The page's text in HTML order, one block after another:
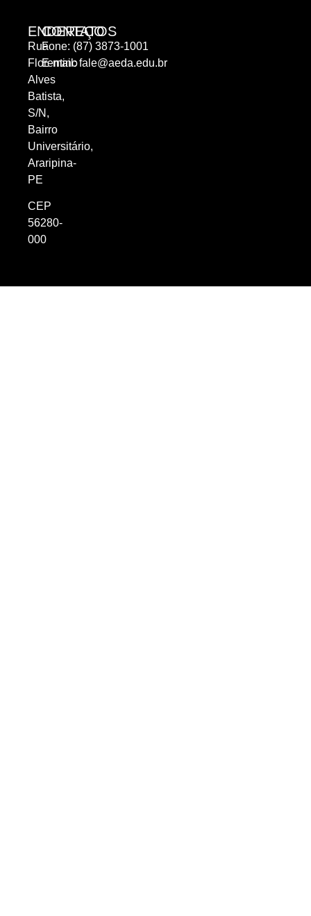
ENDEREÇO
Rua
Florentino
Alves
Batista,
S/N,
Bairro
Universitário,
Araripina-
PE
CEP
56280-
000
CONTATOS
Fone: (87) 3873-1001
E-mail:fale@aeda.edu.br